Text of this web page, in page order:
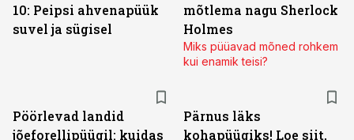
10: Peipsi ahvenapüük
suvel ja sügisel
mõtlema nagu Sherlock
Holmes
Miks püüavad mõned rohkem
kui enamik teisi?
Pöörlevad landid
jõeforellipüügil: kuidas
Pärnus läks
kohapüügiks! Loe siit,